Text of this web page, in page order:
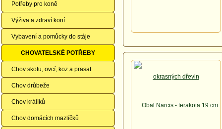
Potřeby pro koně
Výživa a zdraví koní
Vybavení a pomůcky do stáje
CHOVATELSKÉ POTŘEBY
Chov skotu, ovcí, koz a prasat
Chov drůbeže
Chov králíků
Chov domácích mazlíčků